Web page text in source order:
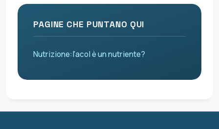
PAGINE CHE PUNTANO QUI
Nutrizione:l'acol è un nutriente?